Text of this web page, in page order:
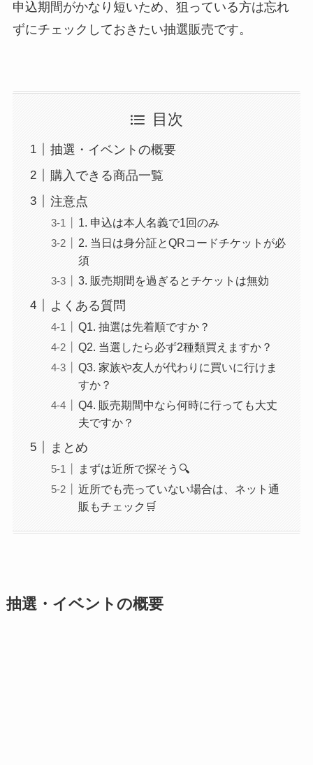
申込期間がかなり短いため、狙っている方は忘れ
ずにチェックしておきたい抽選販売です。
目次
抽選・イベントの概要
購入できる商品一覧
注意点
1. 申込は本人名義で1回のみ
2. 当日は身分証とQRコードチケットが必
須
3. 販売期間を過ぎるとチケットは無効
よくある質問
Q1. 抽選は先着順ですか？
Q2. 当選したら必ず2種類買えますか？
Q3. 家族や友人が代わりに買いに行けま
すか？
Q4. 販売期間中なら何時に行っても大丈
夫ですか？
まとめ
まずは近所で探そう🔍
近所でも売っていない場合は、ネット通
販もチェック🛒
抽選・イベントの概要